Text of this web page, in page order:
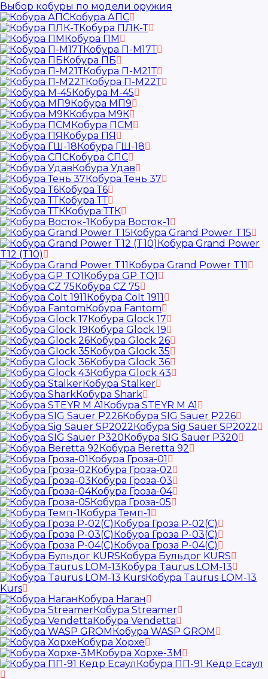
Выбор кобуры по модели оружия
Кобура АПС
Кобура ПЛК-Т
Кобура ПМ
Кобура П-М17Т
Кобура ПБ
Кобура П-М21Т
Кобура П-М22Т
Кобура М-45
Кобура МП9
Кобура М9К
Кобура ПСМ
Кобура ПЯ
Кобура ГШ-18
Кобура СПС
Кобура Удав
Кобура Тень 37
Кобура Т6
Кобура ТТ
Кобура ТТК
Кобура Восток-1
Кобура Grand Power T15
Кобура Grand Power
T12 (T10)
Кобура Grand Power T11
Кобура GP TQ1
Кобура CZ 75
Кобура Colt 1911
Кобура Fantom
Кобура Glock 17
Кобура Glock 19
Кобура Glock 26
Кобура Glock 35
Кобура Glock 36
Кобура Glock 43
Кобура Stalker
Кобура Shark
Кобура STEYR M A1
Кобура SIG Sauer P226
Кобура Sig Sauer SP2022
Кобура SIG Sauer P320
Кобура Beretta 92
Кобура Гроза-01
Кобура Гроза-02
Кобура Гроза-03
Кобура Гроза-04
Кобура Гроза-05
Кобура Темп-1
Кобура Гроза Р-02(С)
Кобура Гроза Р-03(С)
Кобура Гроза Р-04(С)
Кобура Бульдог KURS
Кобура Taurus LOM-13
Кобура Taurus LOM-13
Kurs
Кобура Наган
Кобура Streamer
Кобура Vendetta
Кобура WASP GROM
Кобура Хорхе
Кобура Хорхе-3М
Кобура ПП-91 Кедр Есаул